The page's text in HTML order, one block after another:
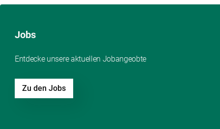
Jobs
Entdecke unsere aktuellen Jobangeobte
Zu den Jobs